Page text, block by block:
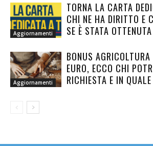
Aggiornamenti
TORNA LA CARTA
CHI NE HA DIRITTO E
SE È STATA OTTENUTA
Aggiornamenti
BONUS
EURO, ECCO CHI
RICHIESTA E IN